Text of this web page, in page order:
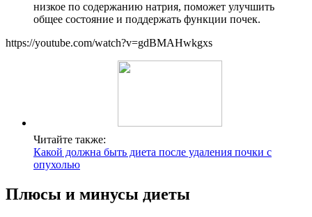
низкое по содержанию натрия, поможет улучшить
общее состояние и поддержать функции почек.
https://youtube.com/watch?v=gdBMAHwkgxs
Читайте также:
Какой должна быть диета после удаления почки с
опухолью
Плюсы и минусы диеты